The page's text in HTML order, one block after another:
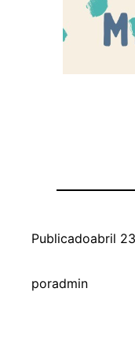
Publicadoabril
poradmin